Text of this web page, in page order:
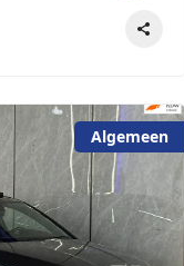
Algemeen